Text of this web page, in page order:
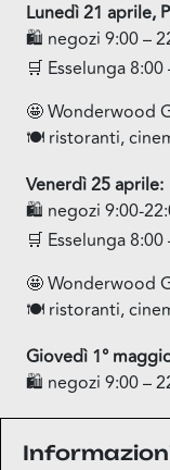
Lunedì 21 aprile,
🛍 negozi 9:00 –
🛒 Esselunga 8:00
🤩 Wonderwood
🍽 ristoranti,
Venerdì 25 aprile:
🛍 negozi 9:00-
🛒 Esselunga 8:00
🤩 Wonderwood
🍽 ristoranti,
Giovedì 1°
🛍 negozi 9:00 –
🍽 Ristoranti,